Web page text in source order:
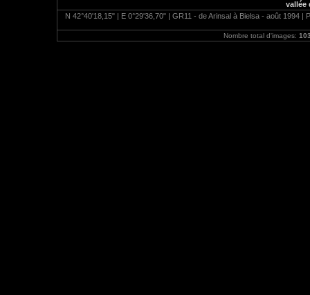
vallée
N 42°40'18,15" | E 0°29'36,70" | GR11 - de Arinsal à Bielsa - août
Nombre total d'images: